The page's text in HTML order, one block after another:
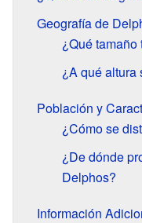
Geografía de
¿Qué
¿A qué altura
Población y
¿Cómo se
¿De dónde
Delphos?
Información